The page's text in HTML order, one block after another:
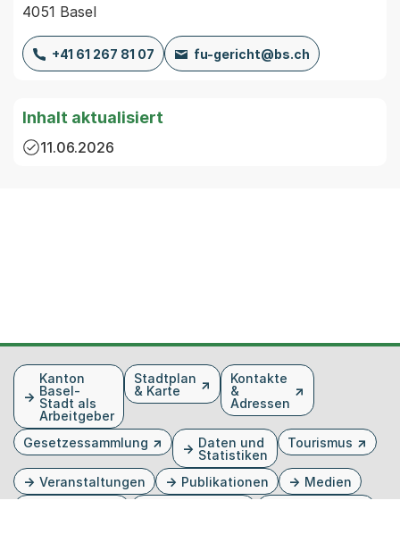
4051 Basel
+41 61 267 81 07 fu-gericht@bs.ch
Inhalt aktualisiert
11.06.2026
FusszeileKanton
Basel-
Stadt als
Arbeitgeber
Stadtplan
& Karte
Kontakte
&
Adressen
Gesetzessammlung
Daten und
Statistiken
Tourismus
Veranstaltungen Publikationen
Medien